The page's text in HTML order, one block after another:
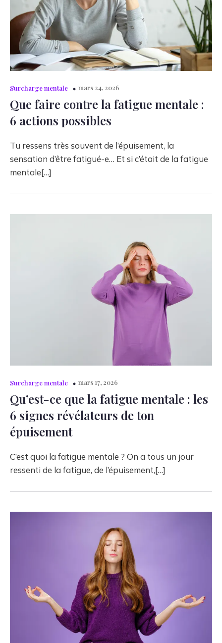
Surcharge mentale mars 24, 2026
Que faire contre la fatigue mentale :
6 actions possibles
Tu ressens très souvent de l’épuisement, la
sensation d’être fatigué-e… Et si c’était de la fatigue
mentale[…]
Surcharge mentale mars 17, 2026
Qu’est-ce que la fatigue mentale : les
6 signes révélateurs de ton
épuisement
C’est quoi la fatigue mentale ? On a tous un jour
ressenti de la fatigue, de l’épuisement,[…]